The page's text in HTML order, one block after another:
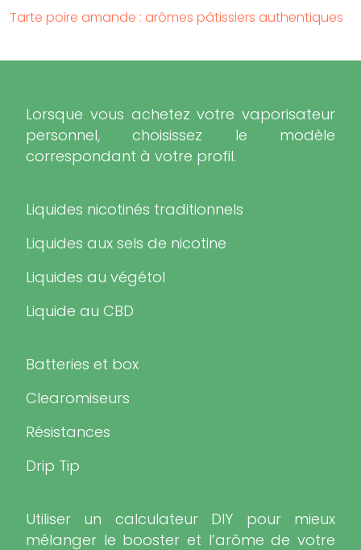
Tarte poire amande : arômes pâtissiers authentiques
Lorsque vous achetez votre vaporisateur
personnel, choisissez le modèle
correspondant à votre profil.
Liquides nicotinés traditionnels
Liquides aux sels de nicotine
Liquides au végétol
Liquide au CBD
Batteries et box
Clearomiseurs
Résistances
Drip Tip
Utiliser un calculateur DIY pour mieux
mélanger le booster et l’arôme de votre